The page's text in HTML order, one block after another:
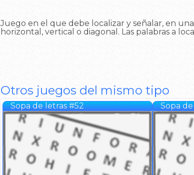
Juego en el que debe localizar y señalar, en
horizontal, vertical o diagonal. Las palabras a
Otros juegos del mismo tipo
Sopa de letras #52 Sopa